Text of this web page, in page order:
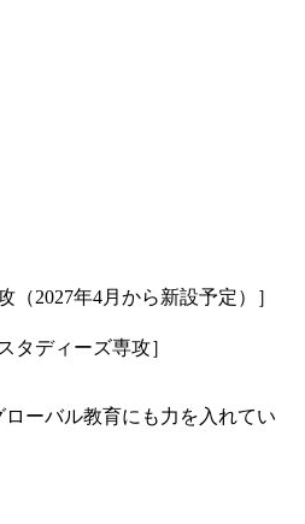
2027年4月から新設予定）］
タディーズ専攻］
ーバル教育にも力を入れてい